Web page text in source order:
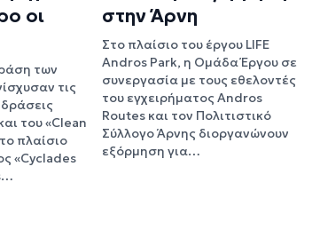
οι
των
τις
του «Clean
πλαίσιο
«Cyclades
στην Άρνη
Στο πλαίσιο του έργου LIFE
Andros Park, η Ομάδα Έργου σε
συνεργασία με τους εθελοντές
του εγχειρήματος Andros
Routes και τον Πολιτιστικό
Σύλλογο Άρνης διοργανώνουν
εξόρμηση για…